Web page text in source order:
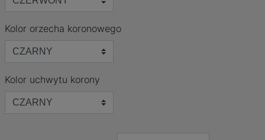
Kolor orzecha koronowego
Kolor uchwytu korony